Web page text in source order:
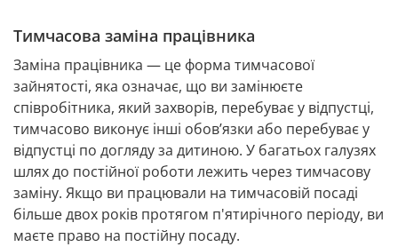
Тимчасова заміна працівника
Заміна працівника — це форма тимчасової
зайнятості, яка означає, що ви замінюєте
співробітника, який захворів, перебуває у відпустці,
тимчасово виконує інші обов’язки або перебуває у
відпустці по догляду за дитиною. У багатьох галузях
шлях до постійної роботи лежить через тимчасову
заміну. Якщо ви працювали на тимчасовій посаді
більше двох років протягом п'ятирічного періоду, ви
маєте право на постійну посаду.